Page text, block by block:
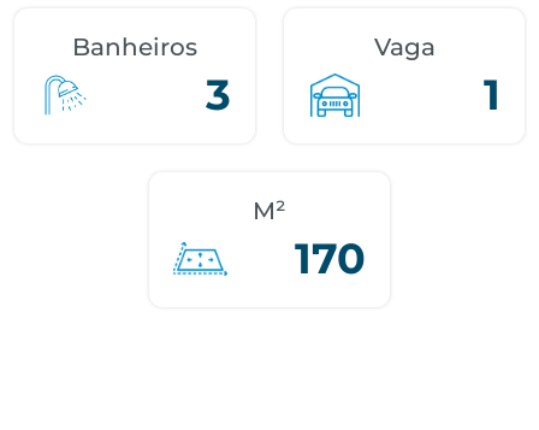
Banheiros
3
Vaga
1
M²
170